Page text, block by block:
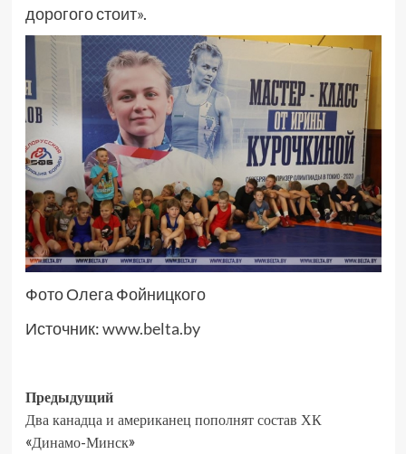
дорогого стоит».
Фото Олега Фойницкого
Источник:www.belta.by
Предыдущий
Два канадца и американец пополнят состав ХК
«Динамо-Минск»